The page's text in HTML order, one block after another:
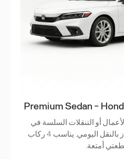
Premium Sedan -
أو التنقلات السلسة في
المدينة مع شعور ممتاز بالنقل اليومي. يناسب 4 ركاب
أمتعة.